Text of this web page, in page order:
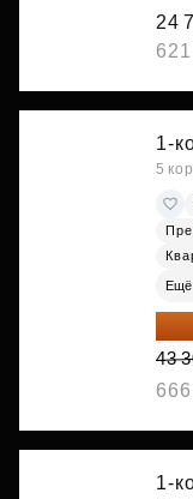
24
1-
5
Ещё
29
43
1-